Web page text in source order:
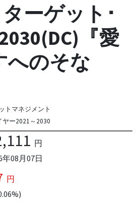
ーゲット･
『愛
へのそな
トマネジメント
ー2021～2030
円
年08月07日
円